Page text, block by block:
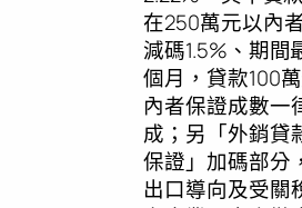
在250萬元以內
減碼1.5%、期間
個月，貸款100
內者保證成數一
成；另「外銷貸
保證」加碼部分
出口導向及受關